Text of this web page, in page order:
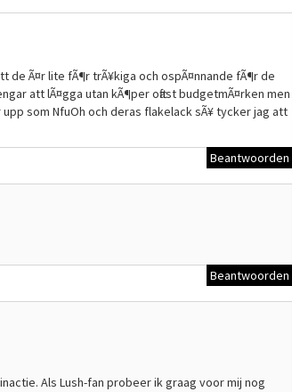
Ã¤r lite fÃ¶r trÃ¥kiga och ospÃ¤nnande fÃ¶r de
att lÃ¤gga utan kÃ¶per oftast budgetmÃ¤rken men
som NfuOh och deras flakelack sÃ¥ tycker jag att
Beantwoorden
Beantwoorden
Als Lush-fan probeer ik graag voor mij nog